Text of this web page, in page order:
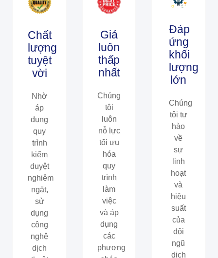
Chất
lượng
tuyệt
vời
Nhờ
áp
dụng
quy
trình
kiểm
duyệt
nghiêm
ngặt,
sử
dụng
công
nghệ
dịch
Giá
luôn
thấp
nhất​​
Chúng
tôi
luôn
nỗ lực
tối ưu
hóa
quy
trình
làm
việc
và áp
dụng
các
phương
Đáp
ứng
khối
lượng
lớn​​
Chúng
tôi tự
hào
về
sự
linh
hoạt
và
hiệu
suất
của
đội
ngũ
dịch